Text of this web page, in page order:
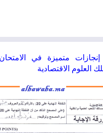
إنجازات متميزة في
العلوم الاقتصادية